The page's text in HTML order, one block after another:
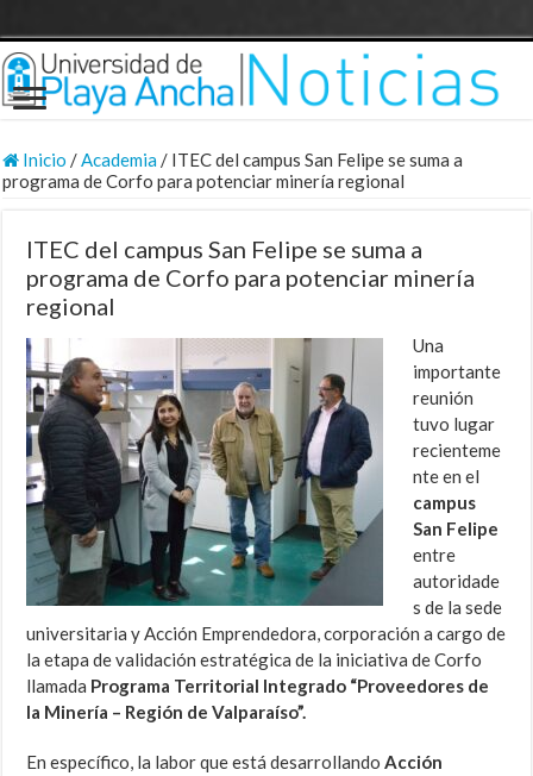
Inicio /Academia/ ITEC del campus San Felipe se suma a
programa de Corfo para potenciar minería regional
ITEC del campus San Felipe se suma a
programa de Corfo para potenciar minería
regional
Una
importante
reunión
tuvo lugar
recienteme
nte en el
campus
San Felipe
entre
autoridade
s de la sede
universitaria y Acción Emprendedora, corporación a cargo de
la etapa de validación estratégica de la iniciativa de Corfo
llamada Programa Territorial Integrado “Proveedores de
la Minería – Región de Valparaíso”.
En específico, la labor que está desarrollandoAcción